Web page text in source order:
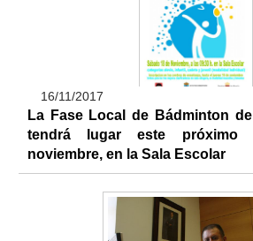
16/11/2017
La Fase Local de Bádminton
tendrá lugar este próximo
noviembre, en la Sala Escolar